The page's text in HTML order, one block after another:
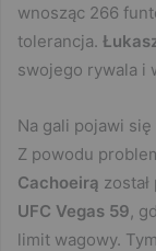
wnosząc 266
tolerancja.
swojego rywala i
Na gali pojawi się
Z powodu
Cachoeirą
UFC Vegas 59,
limit wagowy.